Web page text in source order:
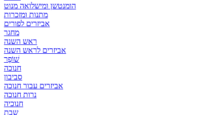
הומנטשן ומישלואה מנוט
מתנות ומזכרות
אביזרים לפורים
מחגר
ראש השנה
אביזרים לראש השנה
שׁוֹפָר
חנוכה
סביבון
אביזרים עבור חנוכה
נרות חנוכה
חנוכיה
שבת